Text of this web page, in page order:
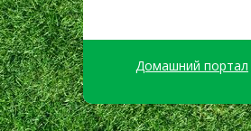
Домашний портал